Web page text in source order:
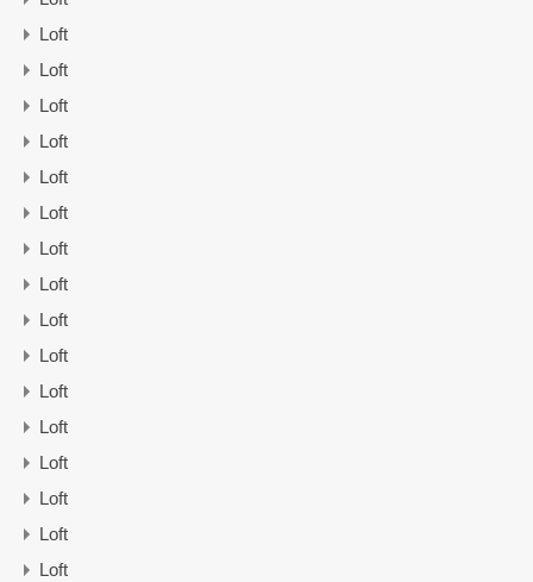
Loft
Loft
Loft
Loft
Loft
Loft
Loft
Loft
Loft
Loft
Loft
Loft
Loft
Loft
Loft
Loft